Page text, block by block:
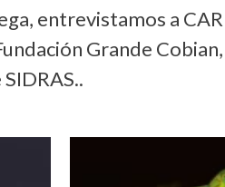
entrevistamos a
Grande